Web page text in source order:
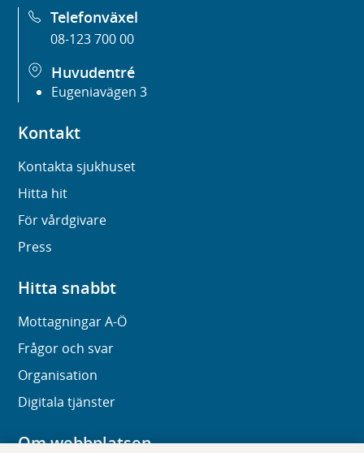
Telefonväxel
08-123 700 00
Huvudentré
Eugeniavägen 3
Kontakt
Kontakta sjukhuset
Hitta hit
För vårdgivare
Press
Hitta snabbt
Mottagningar A-Ö
Frågor och svar
Organisation
Digitala tjänster
Om webbplatsen